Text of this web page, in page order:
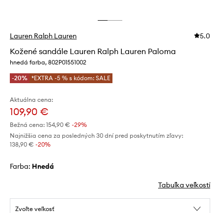
Lauren Ralph Lauren 5.0
Kožené sandále Lauren Ralph Lauren Paloma
hnedá farba, 802P01551002
-20% *EXTRA -5 % s kódom: SALE
Aktuálna cena:
109,90 €
Bežná cena: 154,90 € -29%
Najnižšia cena za posledných 30 dní pred poskytnutím zľavy:
138,90 € -20%
Farba: hnedá
Tabuľka veľkostí
Zvoľte veľkosť